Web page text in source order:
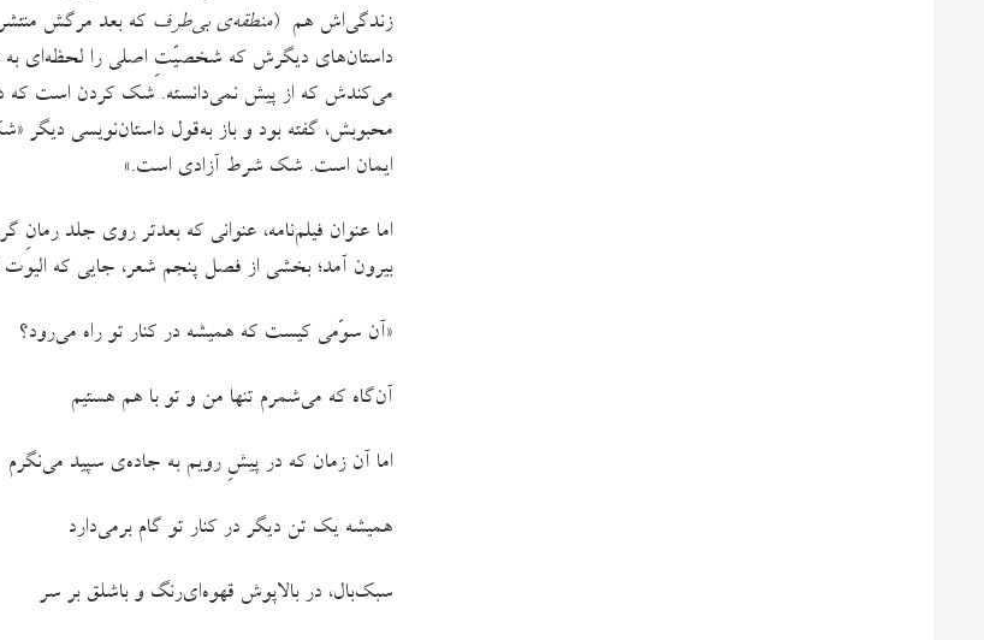
زندگی‌اش هم (منطقه‌ی بی‌طرف که بعد مرگش
داستان‌های دیگرش که شخصیّتِ اصلی را لحظه‌ای به
می‌کندش که از پیش نمی‌دانسته. شک کردن است که
محبوبش، گفته بود و باز به‌قول داستان‌نویسی
ایمان است. شک شرط آزادی‌ است.»
اما عنوان فیلم‌نامه، عنوانی که بعدتر روی جلد
بیرون آمد؛ بخشی از فصل پنجم شعر، جایی که الیوت
«آن سوّمی کیست که همیشه در کنار تو راه می‌رود؟
آن‌گاه که می‌شمرم تنها من و تو با هم هستیم
اما آن زمان که در پیشِ رویم به جاده‌ی سپید می‌نگرم
همیشه یک تن دیگر در کنار تو گام برمی‌دارد
سبک‌بال، در بالاپوش قهوه‌ای‌رنگ و باشلق بر سر